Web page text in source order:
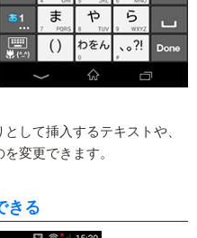
して挿入するテキストや、
変更できます。
きる